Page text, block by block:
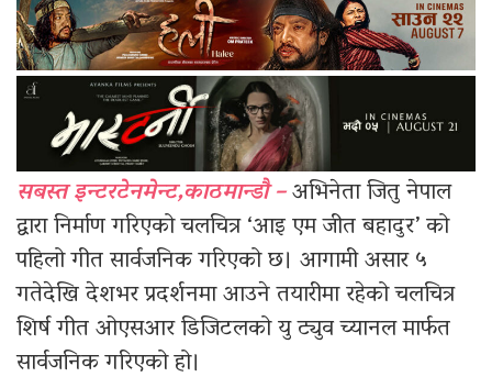
सबस्त इन्टरटेनमेन्ट,काठमान्डौ –अभिनेता जितु नेपाल
द्वारा निर्माण गरिएको चलचित्र ‘आइ एम जीत बहादुर’ को
पहिलो गीत सार्वजनिक गरिएको छ। आगामी असार ५
गतेदेखि देशभर प्रदर्शनमा आउने तयारीमा रहेको चलचित्र
शिर्ष गीत ओएसआर डिजिटलको यु ट्युव च्यानल मार्फत
सार्वजनिक गरिएको हो।